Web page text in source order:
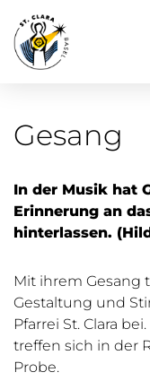
Gesang
In der Musik hat
Erinnerung an
hinterlassen.
Mit ihrem Gesang
Gestaltung und
Pfarrei St. Clara
treffen sich in der
Probe.